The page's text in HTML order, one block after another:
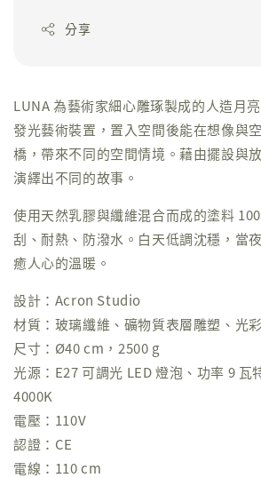
分享
LUNA 為藝術家細心雕琢製成的人造月
發光藝術裝置，置入空間後能在想像與
橋，帶來不同的空間情境。藉由擺設與
演繹出不同的故事。
使用天然乳膠與纖維混合而成的塗料
刮、耐熱、防潑水。白天低調沈穩，當
癒人心的溫暖。
設計：Acron Studio
材質：玻璃纖維、礦物質表層雕塑、光
尺寸：Ø40 cm，2500 g
光源：E27 可調光 LED 燈泡、功率 9 瓦
4000K
電壓：110V
認證：CE
電線：110 cm